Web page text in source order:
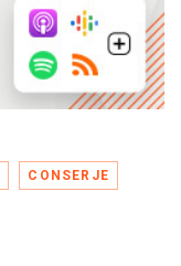
CONSERJE